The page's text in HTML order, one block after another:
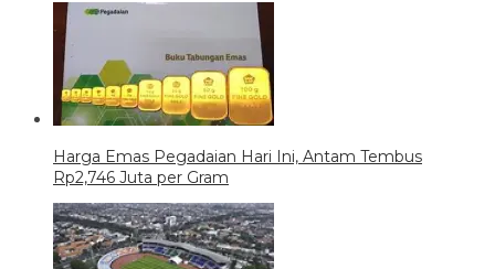
Harga Emas Pegadaian Hari Ini, Antam Tembus
Rp2,746 Juta per Gram